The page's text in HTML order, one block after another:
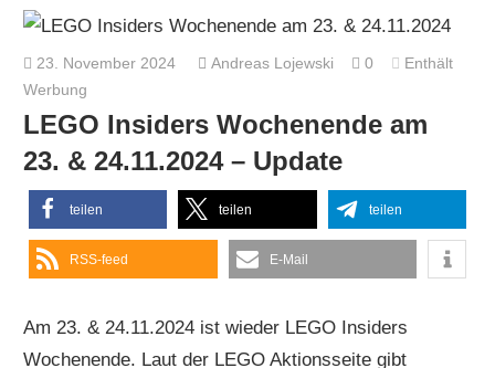
23. November 2024 Andreas Lojewski 0
Enthält
Werbung
LEGO Insiders Wochenende am
23. & 24.11.2024 – Update
teilen teilen teilen
RSS-feed E-Mail
Am 23. & 24.11.2024 ist wieder LEGO Insiders
Wochenende. Laut der LEGO Aktionsseite gibt